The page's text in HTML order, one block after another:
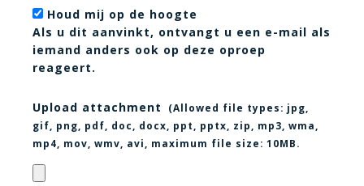
Houd mij op de hoogte
Als u dit aanvinkt, ontvangt u een e-mail als
iemand anders ook op deze oproep
reageert.
Upload attachment (Allowed file types: jpg,
gif, png, pdf, doc, docx, ppt, pptx, zip, mp3, wma,
mp4, mov, wmv, avi
, maximum file size: 10MB.